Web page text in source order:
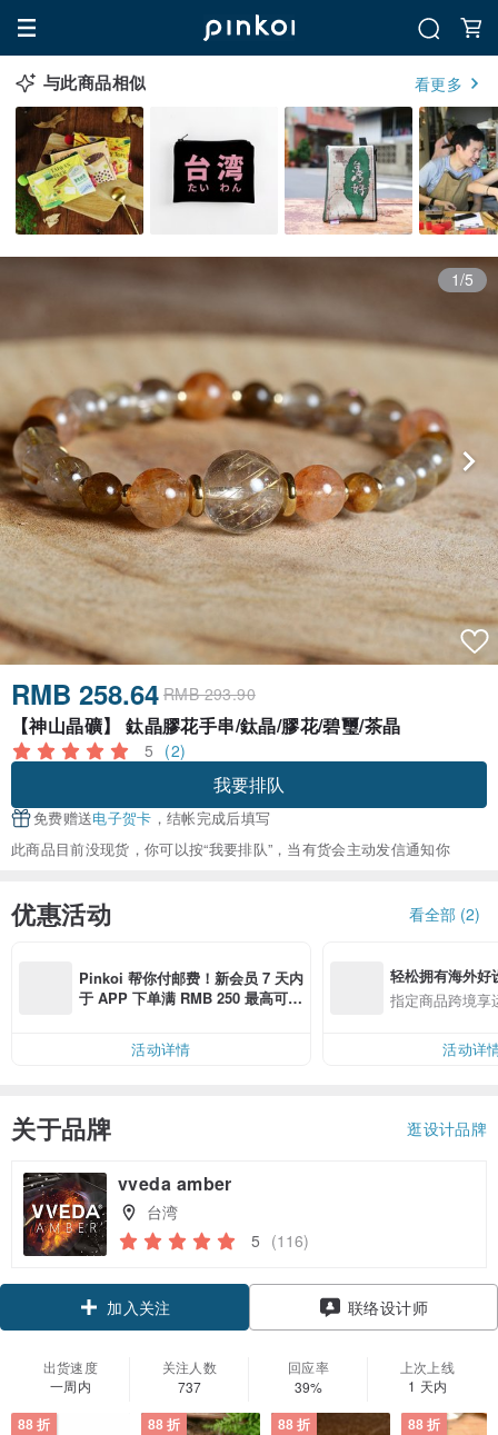
与此商品相似 看更多
1/5
RMB 258.64 RMB 293.90
【神山晶礦】 鈦晶膠花手串/鈦晶/膠花/碧璽/茶晶
5 (2)
我要排队
免费赠送电子贺卡 ，结帐完成后填写
此商品目前没现货，你可以按“我要排队”，当有货会主动发信通知你
优惠活动 看全部 (2)
Pinkoi 帮你付邮费！新会员 7 天内
于 APP 下单满 RMB 250 最高可折
活动详情
轻松拥有海外好
指定商品跨境享
活动详
关于品牌 逛设计品牌
vveda amber
台湾
5 (116)
加入关注
联络设计师
出货速度
一周内
关注人数
737
回应率
39%
上次上线
1 天内
88 折 88 折 88 折 88 折